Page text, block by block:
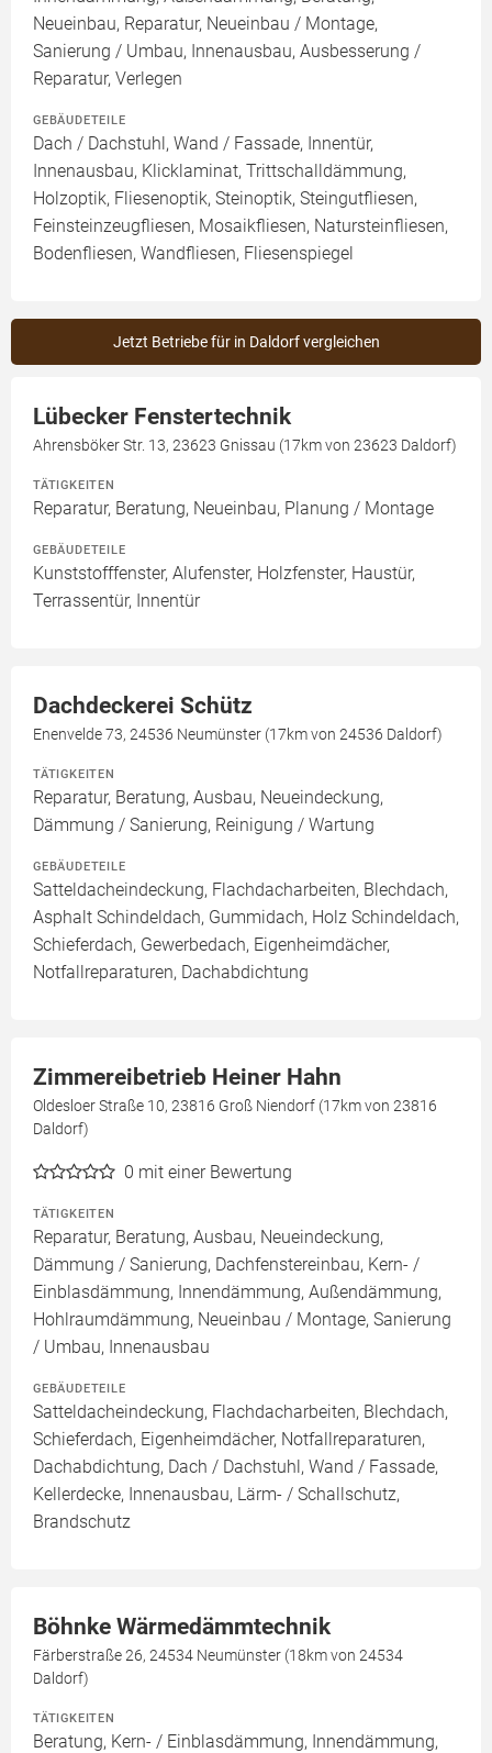
Neueinbau, Reparatur, Neueinbau / Montage,
Sanierung / Umbau, Innenausbau, Ausbesserung /
Reparatur, Verlegen
GEBÄUDETEILE
Dach / Dachstuhl, Wand / Fassade, Innentür,
Innenausbau, Klicklaminat, Trittschalldämmung,
Holzoptik, Fliesenoptik, Steinoptik, Steingutfliesen,
Feinsteinzeugfliesen, Mosaikfliesen, Natursteinfliesen,
Bodenfliesen, Wandfliesen, Fliesenspiegel
Jetzt Betriebe für in Daldorf vergleichen
Lübecker Fenstertechnik
Ahrensböker Str. 13, 23623 Gnissau (17km von 23623 Daldorf)
TÄTIGKEITEN
Reparatur, Beratung, Neueinbau, Planung / Montage
GEBÄUDETEILE
Kunststofffenster, Alufenster, Holzfenster, Haustür,
Terrassentür, Innentür
Dachdeckerei Schütz
Enenvelde 73, 24536 Neumünster (17km von 24536 Daldorf)
TÄTIGKEITEN
Reparatur, Beratung, Ausbau, Neueindeckung,
Dämmung / Sanierung, Reinigung / Wartung
GEBÄUDETEILE
Satteldacheindeckung, Flachdacharbeiten, Blechdach,
Asphalt Schindeldach, Gummidach, Holz Schindeldach,
Schieferdach, Gewerbedach, Eigenheimdächer,
Notfallreparaturen, Dachabdichtung
Zimmereibetrieb Heiner Hahn
Oldesloer Straße 10, 23816 Groß Niendorf (17km von 23816
Daldorf)
0 mit einer Bewertung
TÄTIGKEITEN
Reparatur, Beratung, Ausbau, Neueindeckung,
Dämmung / Sanierung, Dachfenstereinbau, Kern- /
Einblasdämmung, Innendämmung, Außendämmung,
Hohlraumdämmung, Neueinbau / Montage, Sanierung
/ Umbau, Innenausbau
GEBÄUDETEILE
Satteldacheindeckung, Flachdacharbeiten, Blechdach,
Schieferdach, Eigenheimdächer, Notfallreparaturen,
Dachabdichtung, Dach / Dachstuhl, Wand / Fassade,
Kellerdecke, Innenausbau, Lärm- / Schallschutz,
Brandschutz
Böhnke Wärmedämmtechnik
Färberstraße 26, 24534 Neumünster (18km von 24534
Daldorf)
TÄTIGKEITEN
Beratung, Kern- / Einblasdämmung, Innendämmung,